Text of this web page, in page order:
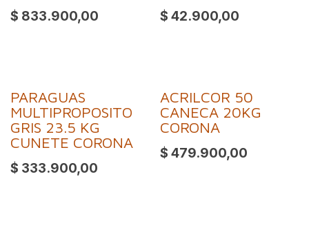
$ 833.900,00 $ 42.900,00
¡Nuevo!
PARAGUAS
MULTIPROPOSITO
GRIS 23.5 KG
CUNETE CORONA
$ 333.900,00
ACRILCOR 50
CANECA 20KG
CORONA
$ 479.900,00